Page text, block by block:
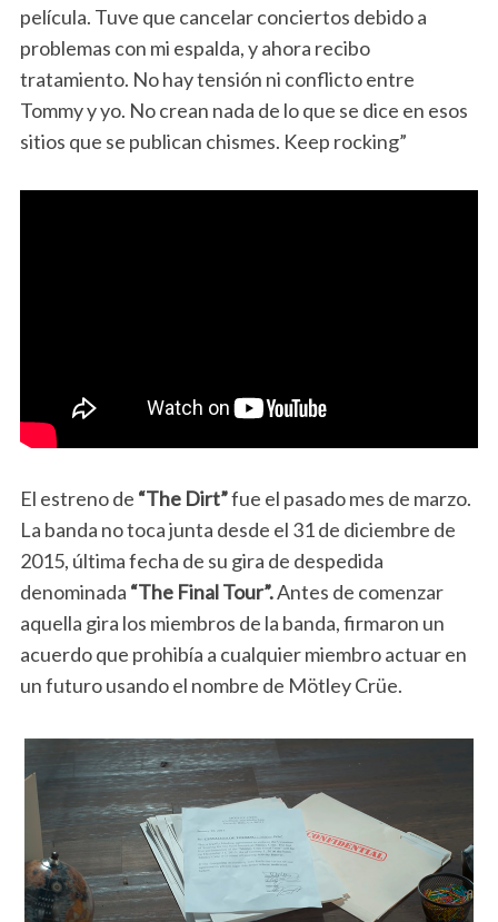
película. Tuve que cancelar conciertos debido a
problemas con mi espalda, y ahora recibo
tratamiento. No hay tensión ni conflicto entre
Tommy y yo. No crean nada de lo que se dice en esos
sitios que se publican chismes. Keep rocking”
El estreno de “The Dirt”fue el pasado mes de marzo.
La banda no toca junta desde el 31 de diciembre de
2015, última fecha de su gira de despedida
denominada “The Final Tour”.Antes de comenzar
aquella gira los miembros de la banda, firmaron un
acuerdo que prohibía a cualquier miembro actuar en
un futuro usando el nombre de Mötley Crüe.